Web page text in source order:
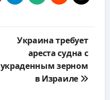
Украина требует
ареста судна с
украденным зерном
в Израиле